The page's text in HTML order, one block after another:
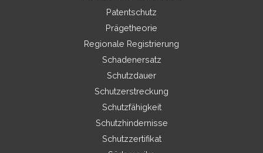
Patentschutz
Prägetheorie
Regionale Registrierung
Schadenersatz
Schutzdauer
Schutzerstreckung
Schutzfähigkeit
Schutzhindernisse
Schutzzertifikat